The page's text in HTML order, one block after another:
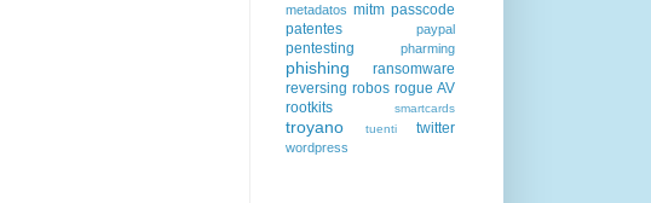
metadatos mitm passcode
patentes
paypal
pentesting pharming
phishing
ransomware
reversing robos rogue AV
rootkits
smartcards
troyano tuenti twitter
wordpress